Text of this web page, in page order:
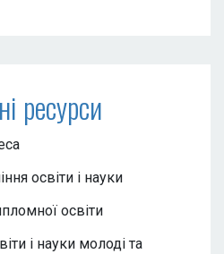
ресурси
освіти і науки
освіти
і науки молоді та